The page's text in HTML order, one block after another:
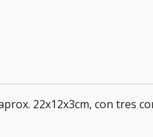
22x12x3cm, con tres